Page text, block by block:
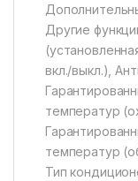
Другие
вкл./выкл.),
температур
температур
Тип